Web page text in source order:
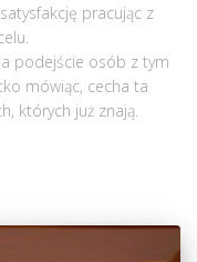
pracując z
podejście osób z tym
mówiąc, cecha ta
których już znają.